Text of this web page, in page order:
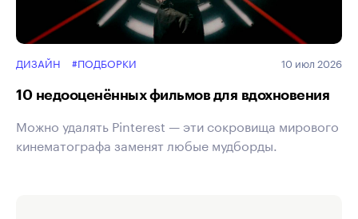
ДИЗАЙН #ПОДБОРКИ 10 июл 2026
10 недооценённых фильмов для вдохновения
Можно удалять Pinterest — эти сокровища мирового
кинематографа заменят любые мудборды.